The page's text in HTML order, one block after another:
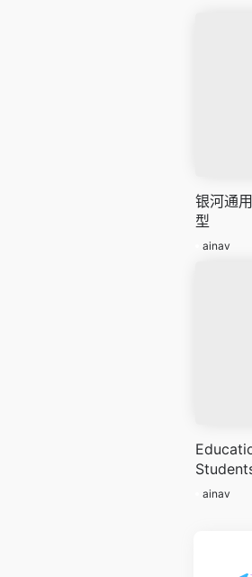
银河通
型
ainav
ng AI
ainav